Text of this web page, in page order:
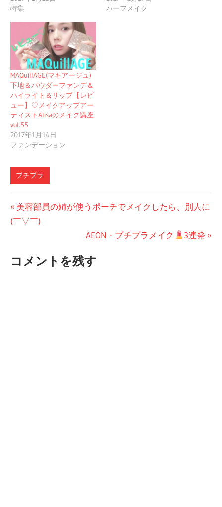
特集
ハーフメイク
MAQuillAGE(マキアージュ)
下地＆パウダーファンデ＆
ハイライト＆リップ【レビ
ュー】♡メイクアップアー
ティストAlisaのメイク講座
vol.55
2017年1月14日
ファンデーション
プチプラ
投
稿
ビ
前
の
美容部員の姉が使うポーチでメイクしたら、別人に
(￣▽￣)
次
投
AEON・プチプラメイク 3連発
コメントを残す